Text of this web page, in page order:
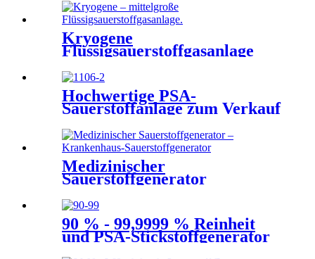
Stickstoffgenerator in
Lebensmittelqualität
Kryogene
Flüssigsauerstoffgasanlage
Flüssigstickstoffanlage
Hochwertige PSA-
Sauerstoffanlage zum Verkauf
qualitätsgesicherter hoher
Effizienz
Medizinischer
Sauerstoffgenerator
Krankenhaus-
Sauerstoffgenerator
Medizinische
Sauerstoffgeneratorausrüstung
90 % - 99,9999 % Reinheit
und PSA-Stickstoffgenerator
mit großer Kapazität